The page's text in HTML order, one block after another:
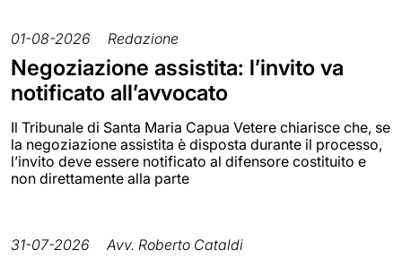
01-08-2026 Redazione
Negoziazione assistita: l’invito va
notificato all’avvocato
Il Tribunale di Santa Maria Capua Vetere chiarisce che, se
la negoziazione assistita è disposta durante il processo,
l’invito deve essere notificato al difensore costituito e
non direttamente alla parte
31-07-2026 Avv. Roberto Cataldi